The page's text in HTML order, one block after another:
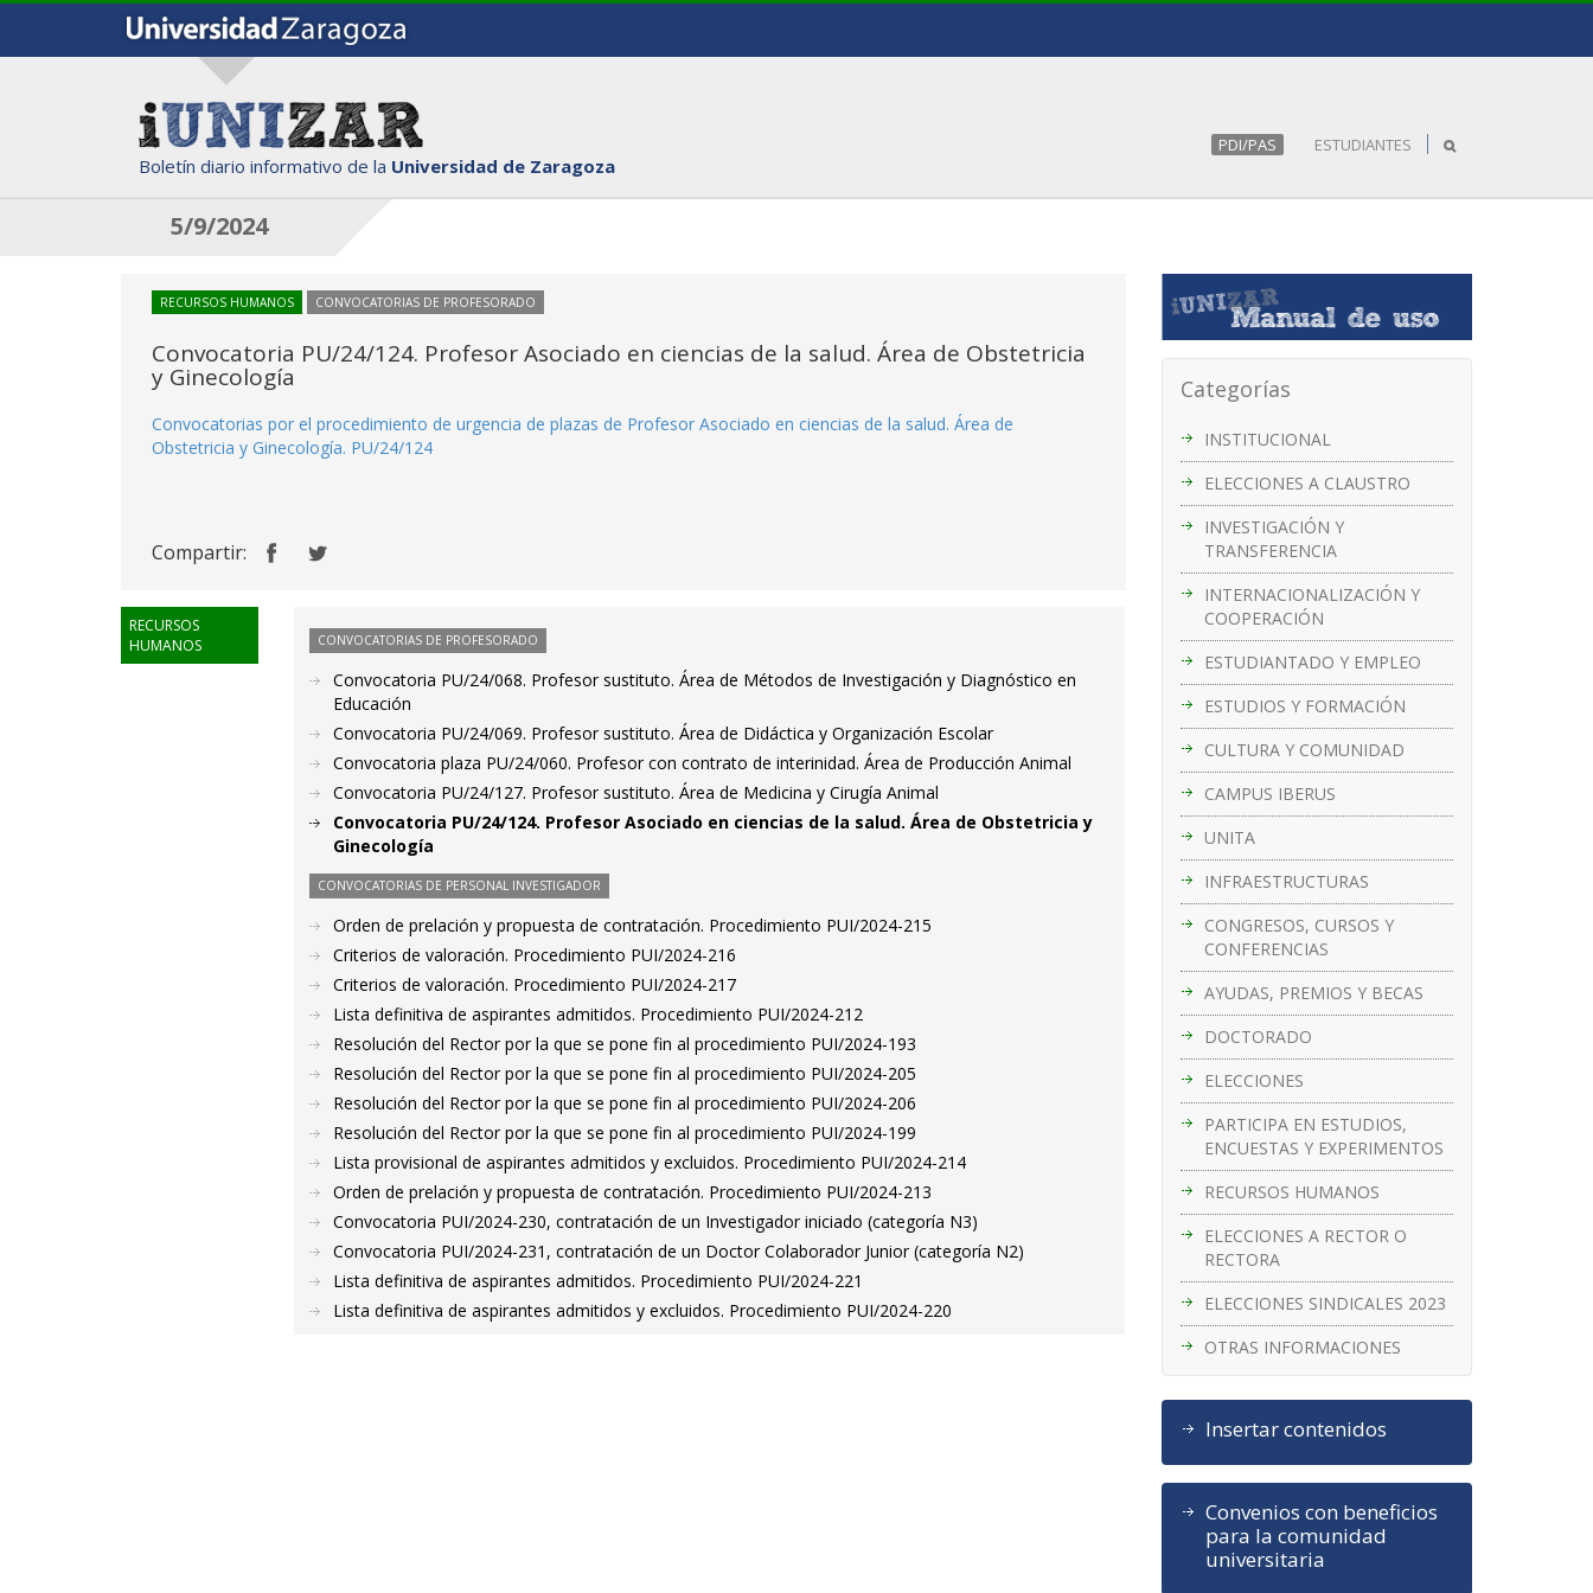
Boletín diario informativo de la Universidad de Zaragoza
PDI/PAS ESTUDIANTES
5/9/2024
Categorías
INSTITUCIONAL
ELECCIONES A CLAUSTRO
INVESTIGACIÓN Y
TRANSFERENCIA
INTERNACIONALIZACIÓN Y
COOPERACIÓN
ESTUDIANTADO Y EMPLEO
ESTUDIOS Y FORMACIÓN
CULTURA Y COMUNIDAD
CAMPUS IBERUS
UNITA
INFRAESTRUCTURAS
CONGRESOS, CURSOS Y
CONFERENCIAS
AYUDAS, PREMIOS Y BECAS
DOCTORADO
ELECCIONES
PARTICIPA EN ESTUDIOS,
ENCUESTAS Y EXPERIMENTOS
RECURSOS HUMANOS
ELECCIONES A RECTOR O
RECTORA
ELECCIONES SINDICALES 2023
OTRAS INFORMACIONES
Insertar contenidos
Convenios con beneficios
para la comunidad
universitaria
RECURSOS HUMANOS CONVOCATORIAS DE PROFESORADO
Convocatoria PU/24/124. Profesor Asociado en ciencias de la salud. Área de Obstetricia
y Ginecología
Convocatorias por el procedimiento de urgencia de plazas de Profesor Asociado en ciencias de la salud. Área de
Obstetricia y Ginecología. PU/24/124
Compartir:
RECURSOS
HUMANOS
CONVOCATORIAS DE PROFESORADO
Convocatoria PU/24/068. Profesor sustituto. Área de Métodos de Investigación y Diagnóstico en
Educación
Convocatoria PU/24/069. Profesor sustituto. Área de Didáctica y Organización Escolar
Convocatoria plaza PU/24/060. Profesor con contrato de interinidad. Área de Producción Animal
Convocatoria PU/24/127. Profesor sustituto. Área de Medicina y Cirugía Animal
Convocatoria PU/24/124. Profesor Asociado en ciencias de la salud. Área de Obstetricia y
Ginecología
CONVOCATORIAS DE PERSONAL INVESTIGADOR
Orden de prelación y propuesta de contratación. Procedimiento PUI/2024-215
Criterios de valoración. Procedimiento PUI/2024-216
Criterios de valoración. Procedimiento PUI/2024-217
Lista definitiva de aspirantes admitidos. Procedimiento PUI/2024-212
Resolución del Rector por la que se pone fin al procedimiento PUI/2024-193
Resolución del Rector por la que se pone fin al procedimiento PUI/2024-205
Resolución del Rector por la que se pone fin al procedimiento PUI/2024-206
Resolución del Rector por la que se pone fin al procedimiento PUI/2024-199
Lista provisional de aspirantes admitidos y excluidos. Procedimiento PUI/2024-214
Orden de prelación y propuesta de contratación. Procedimiento PUI/2024-213
Convocatoria PUI/2024-230, contratación de un Investigador iniciado (categoría N3)
Convocatoria PUI/2024-231, contratación de un Doctor Colaborador Junior (categoría N2)
Lista definitiva de aspirantes admitidos. Procedimiento PUI/2024-221
Lista definitiva de aspirantes admitidos y excluidos. Procedimiento PUI/2024-220